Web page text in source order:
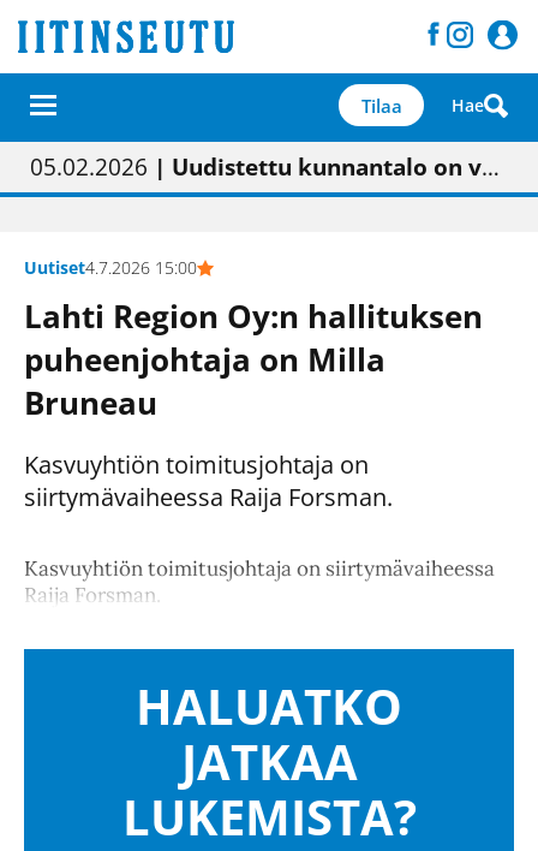
Tilaa Hae
01.02.2026 | Painon vaihtumisen pitäisi näkyä hieman parempana painojäljen laatuna lehdessä
05.02.2026 | Uudistettu kunnantalo on valoisa
23.04.2026 | “Olemme käynnistämässä uudelleen keskustavisiotyön”
09.05.2026| "Maalla on totuttu elämään omavaraisemmin kuin kaupungissa"
Uutiset4.7.2026 15:00
Lahti Region Oy:n hallituksen
puheenjohtaja on Milla
Bruneau
Kasvuyhtiön toimitusjohtaja on
siirtymävaiheessa Raija Forsman.
Kasvuyhtiön toimitusjohtaja on siirtymävaiheessa
Raija Forsman.
HALUATKO
JATKAA
LUKEMISTA?